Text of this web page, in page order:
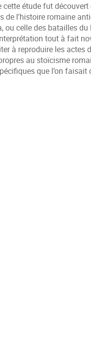
étude fut
l'histoire romaine
celle des batailles
tout à fait
à reproduire les actes
au stoïcisme
que l’on